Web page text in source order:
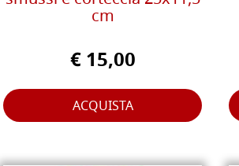
cm
€ 15,00
ACQUISTA